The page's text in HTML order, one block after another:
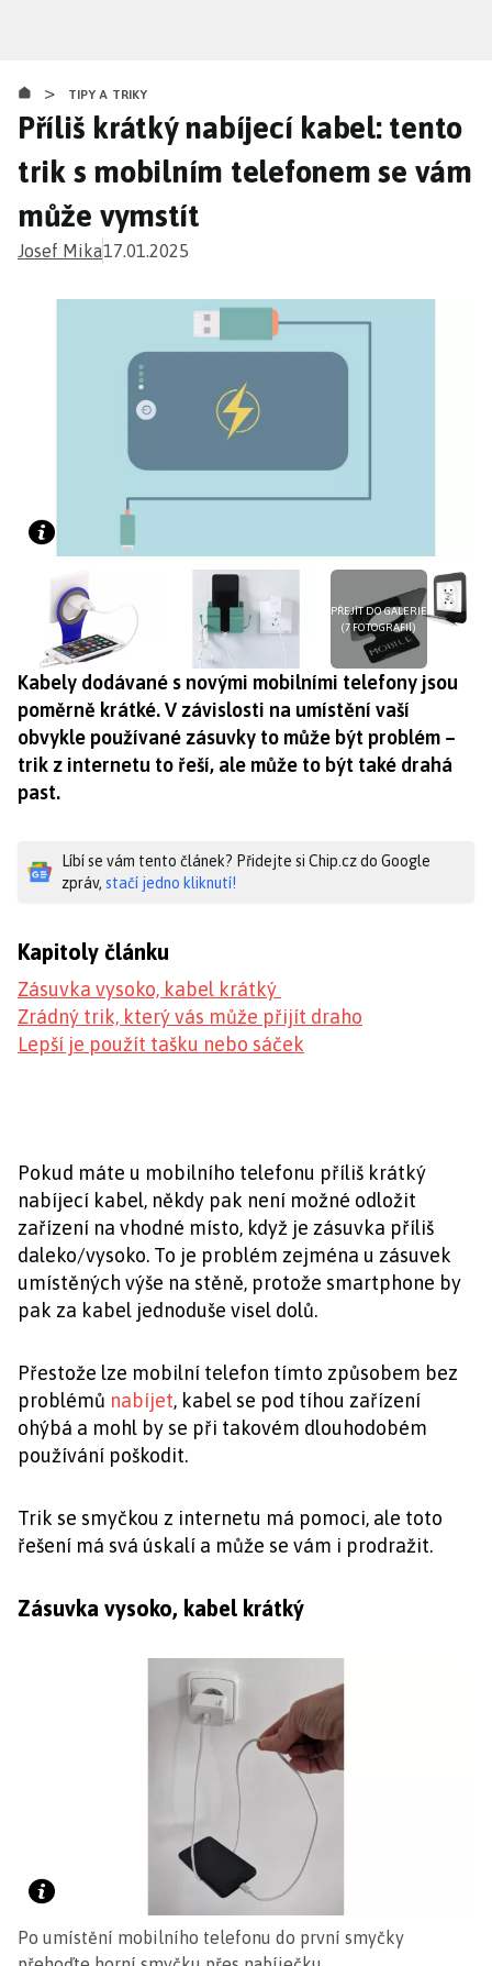
obsahu
> TIPY A TRIKY
Příliš krátký nabíjecí kabel: tento
trik s mobilním telefonem se vám
může vymstít
Josef Mika17.01.2025
PŘEJÍT DO GALERIE
(7 FOTOGRAFIÍ)
Kabely dodávané s novými mobilními telefony jsou
poměrně krátké. V závislosti na umístění vaší
obvykle používané zásuvky to může být problém –
trik z internetu to řeší, ale může to být také drahá
past.
Líbí se vám tento článek? Přidejte si Chip.cz do Google
zpráv, stačí jedno kliknutí!
Kapitoly článku
Zásuvka vysoko, kabel krátký
Zrádný trik, který vás může přijít draho
Lepší je použít tašku nebo sáček
Pokud máte u mobilního telefonu příliš krátký
nabíjecí kabel, někdy pak není možné odložit
zařízení na vhodné místo, když je zásuvka příliš
daleko/vysoko. To je problém zejména u zásuvek
umístěných výše na stěně, protože smartphone by
pak za kabel jednoduše visel dolů.
Přestože lze mobilní telefon tímto způsobem bez
problémů nabíjet, kabel se pod tíhou zařízení
ohýbá a mohl by se při takovém dlouhodobém
používání poškodit.
Trik se smyčkou z internetu má pomoci, ale toto
řešení má svá úskalí a může se vám i prodražit.
Zásuvka vysoko, kabel krátký
Po umístění mobilního telefonu do první smyčky